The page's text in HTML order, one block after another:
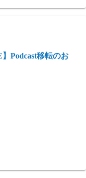
Podcast移転のお